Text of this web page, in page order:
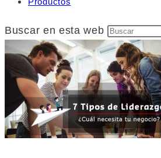
Buscar en esta web